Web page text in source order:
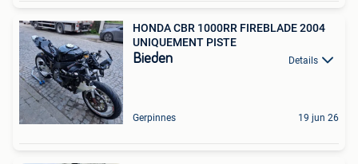
HONDA CBR 1000RR FIREBLADE 2004
UNIQUEMENT PISTE
Bieden Details
Gerpinnes 19 jun 26